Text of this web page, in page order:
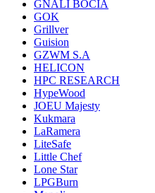
GNALI BOCIA
GOK
Grillver
Guision
GZWM S.A
HELICON
HPC RESEARCH
HypeWood
JOEU Majesty
Kukmara
LaRamera
LiteSafe
Little Chef
Lone Star
LPGBurn